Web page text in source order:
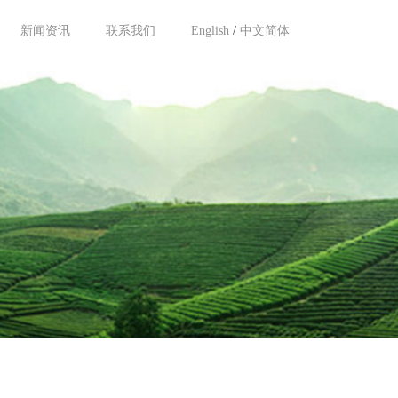
新闻资讯 联系我们 English / 中文简体